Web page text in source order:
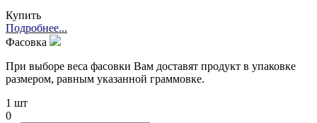
Купить
Подробнее...
Фасовка
При выборе веса фасовки Вам доставят продукт в упаковке
размером, равным указанной граммовке.
1 шт
0